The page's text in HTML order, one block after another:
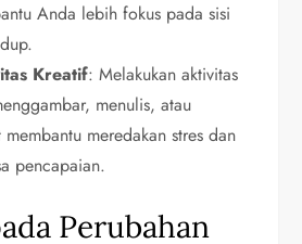
Anda lebih fokus pada sisi
Kreatif: Melakukan aktivitas
menulis, atau
meredakan stres dan
pencapaian.
Perubahan